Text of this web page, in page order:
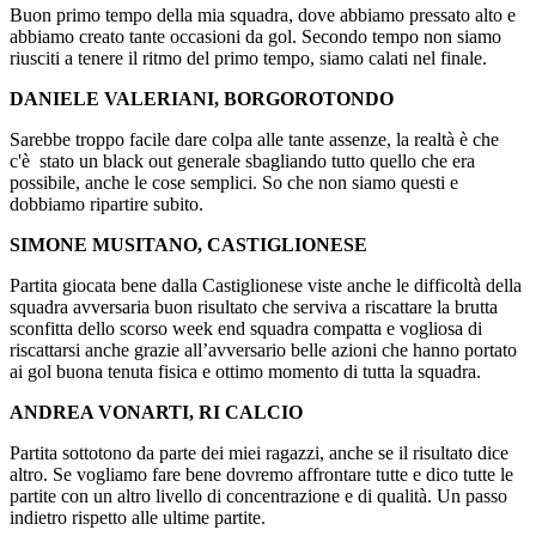
Buon primo tempo della mia squadra, dove abbiamo pressato alto e
abbiamo creato tante occasioni da gol. Secondo tempo non siamo
riusciti a tenere il ritmo del primo tempo, siamo calati nel finale.
DANIELE VALERIANI, BORGOROTONDO
Sarebbe troppo facile dare colpa alle tante assenze, la realtà è che
c'è stato un black out generale sbagliando tutto quello che era
possibile, anche le cose semplici. So che non siamo questi e
dobbiamo ripartire subito.
SIMONE MUSITANO, CASTIGLIONESE
Partita giocata bene dalla Castiglionese viste anche le difficoltà della
squadra avversaria buon risultato che serviva a riscattare la brutta
sconfitta dello scorso week end squadra compatta e vogliosa di
riscattarsi anche grazie all’avversario belle azioni che hanno portato
ai gol buona tenuta fisica e ottimo momento di tutta la squadra.
ANDREA VONARTI, RI CALCIO
Partita sottotono da parte dei miei ragazzi, anche se il risultato dice
altro. Se vogliamo fare bene dovremo affrontare tutte e dico tutte le
partite con un altro livello di concentrazione e di qualità. Un passo
indietro rispetto alle ultime partite.